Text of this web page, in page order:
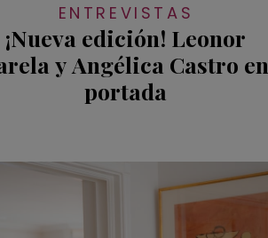
ENTREVISTAS
¡Nueva edición! Leonor
y Angélica Castro en
portada